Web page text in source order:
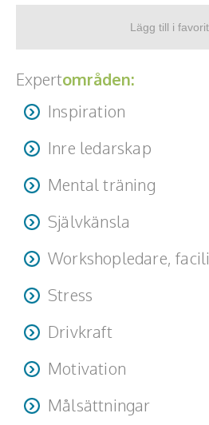
Expertområden:
Inspiration
Inre ledarskap
Mental träning
Självkänsla
Workshopledare,
Stress
Drivkraft
Motivation
Målsättningar